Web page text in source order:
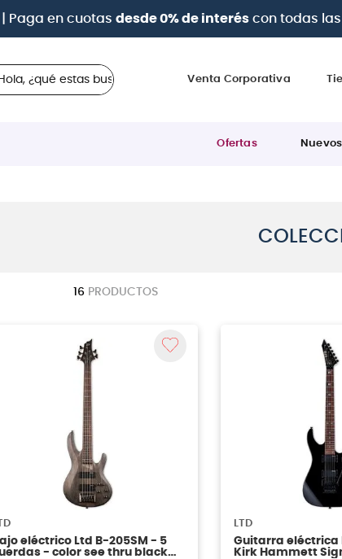
| Paga en cuotas desde 0% de interéscon todas
estas buscando?
Venta Corporativa
Ofertas
16 PRODUCTOS
eléctrico Ltd B-205SM - 5
- color see thru black
LTD
Guitarra eléctrica
Kirk Hammett